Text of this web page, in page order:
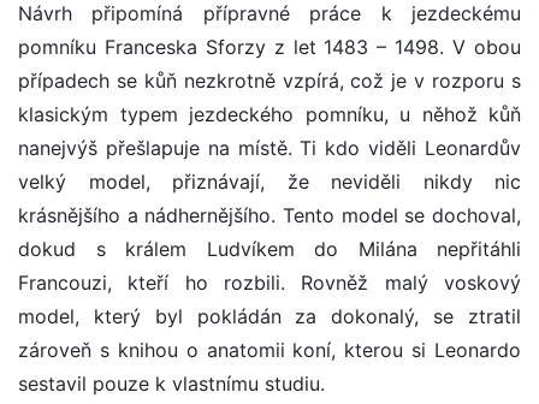
Návrh připomíná přípravné práce k jezdeckému
pomníku Franceska Sforzy z let 1483 – 1498. V obou
případech se kůň nezkrotně vzpírá, což je v rozporu s
klasickým typem jezdeckého pomníku, u něhož kůň
nanejvýš přešlapuje na místě. Ti kdo viděli Leonardův
velký model, přiznávají, že neviděli nikdy nic
krásnějšího a nádhernějšího. Tento model se dochoval,
dokud s králem Ludvíkem do Milána nepřitáhli
Francouzi, kteří ho rozbili. Rovněž malý voskový
model, který byl pokládán za dokonalý, se ztratil
zároveň s knihou o anatomii koní, kterou si Leonardo
sestavil pouze k vlastnímu studiu.